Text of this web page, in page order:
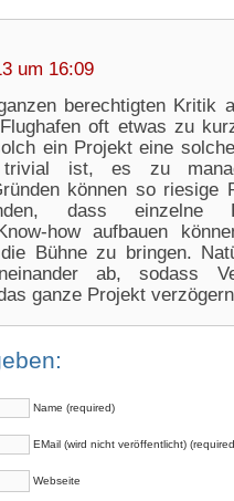
um 16:09
berechtigten Kritik
oft etwas zu
ein Projekt eine
ist, es zu
können so riesige
dass einzelne
how aufbauen
Bühne zu bringen.
ab, sodass
ganze Projekt
Name (required)
EMail (wird nicht veröffentlicht)
Webseite